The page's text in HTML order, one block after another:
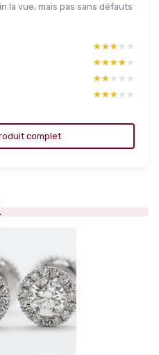
la vue, mais pas sans défauts
★★★★★
★★★★★
★★★★★
★★★★★
★★★★★
★★★★★
★★★★★
★★★★★
complet